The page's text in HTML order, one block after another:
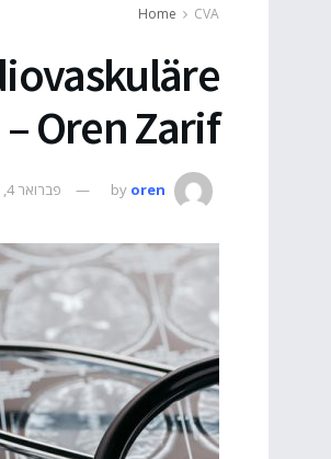
Home CVA
Oren Zarif
by oren פברואר 4, 2021